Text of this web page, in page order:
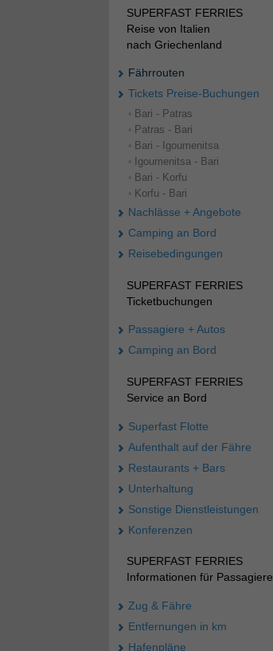
SUPERFAST FERRIES
Reise von Italien
nach Griechenland
Fährrouten
Tickets Preise-Buchungen
• Bari - Patras
• Patras - Bari
• Bari - Igoumenitsa
• Igoumenitsa - Bari
• Bari - Korfu
• Korfu - Bari
Nachlässe + Angebote
Camping an Bord
Reisebedingungen
SUPERFAST FERRIES
Ticketbuchungen
Passagiere + Autos
Camping an Bord
SUPERFAST FERRIES
Service an Bord
Superfast Flotte
Aufenthalt auf der Fähre
Restaurants + Bars
Unterhaltung
Sonstige Dienstleistungen
Konferenzen
SUPERFAST FERRIES
Informationen für Passagiere
Zug & Fähre
Entfernungen in km
Hafenpläne